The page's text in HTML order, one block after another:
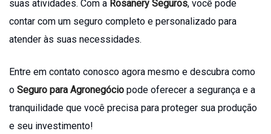
suas atividades. Com a Rosanery Seguros, você pode
contar com um seguro completo e personalizado para
atender às suas necessidades.
Entre em contato conosco agora mesmo e descubra como
o Seguro para Agronegócio pode oferecer a segurança e a
tranquilidade que você precisa para proteger sua produção
e seu investimento!